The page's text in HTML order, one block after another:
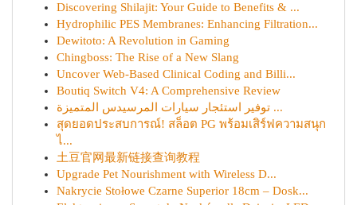
Discovering Shilajit: Your Guide to Benefits & ...
Hydrophilic PES Membranes: Enhancing Filtration...
Dewitoto: A Revolution in Gaming
Chingboss: The Rise of a New Slang
Uncover Web-Based Clinical Coding and Billi...
Boutiq Switch V4: A Comprehensive Review
توفير استئجار سيارات المرسيدس المتميزة ...
สุดยอดประสบการณ์! สล็อต PG พร้อมเสิร์ฟความสนุก
ไ...
土豆官网最新链接查询教程
Upgrade Pet Nourishment with Wireless D...
Nakrycie Stołowe Czarne Superior 18cm – Dosk...